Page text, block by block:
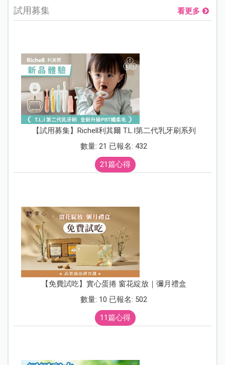
試用募集 看更多
【試用募集】Richell利其爾 T.L.I第二代乳牙刷系列
數量: 21 已報名: 432
21篇心得
【免費試吃】實心蛋捲 窗花綻放｜彌月禮盒
數量: 10 已報名: 502
11篇心得